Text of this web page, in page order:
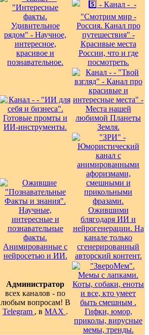
Администратор
всех каналов - по
любым вопросам! В
Telegram , в MAX .